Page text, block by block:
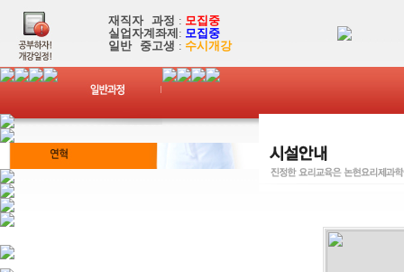
재직자 과정 : 모집중
실업자계좌제 : 모집중
일반 중고생 : 수시개강